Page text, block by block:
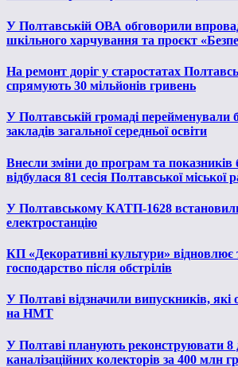
У Полтавській ОВА обговорили
шкільного харчування та проєкт
На ремонт доріг у старостатах
спрямують 30 мільйонів гривень
У Полтавській громаді перейменували
закладів загальної середньої освіти
Внесли зміни до програм та
відбулася 81 сесія Полтавської міської
У Полтавському КАТП-1628
електростанцію
КП «Декоративні культури» відновлює
господарство після обстрілів
У Полтаві відзначили випускників, які
на НМТ
У Полтаві планують реконструювати 8
каналізаційних колекторів за 400 млн